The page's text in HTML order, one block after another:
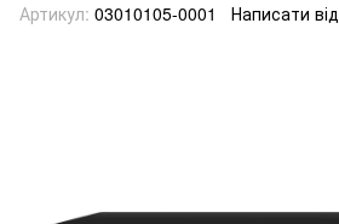
Артикул: 03010105-0001 Написати